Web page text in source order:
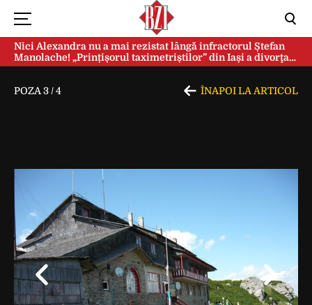
Nici Alexandra nu a mai rezistat lângă infractorul Ștefan
Manolache! „Prințișorul taximetriștilor” din Iași a divorţat
după doi ani de căsnicie
POZA 3 /4 ÎNAPOI LA ARTICOL